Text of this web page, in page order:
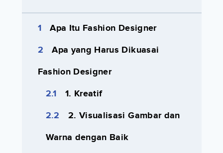
Apa Itu Fashion Designer
Apa yang Harus Dikuasai
Fashion Designer
1. Kreatif
2. Visualisasi Gambar dan
Warna dengan Baik